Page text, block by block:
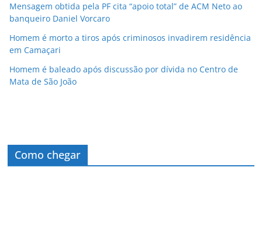
Mensagem obtida pela PF cita “apoio total” de ACM Neto ao
banqueiro Daniel Vorcaro
Homem é morto a tiros após criminosos invadirem residência
em Camaçari
Homem é baleado após discussão por dívida no Centro de
Mata de São João
Como chegar